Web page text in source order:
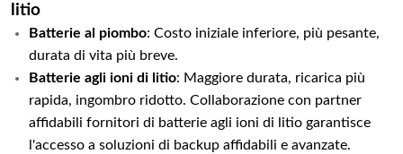
litio
Batterie al piombo: Costo iniziale inferiore, più pesante,
durata di vita più breve.
Batterie agli ioni di litio: Maggiore durata, ricarica più
rapida, ingombro ridotto. Collaborazione con partner
affidabili fornitori di batterie agli ioni di litio garantisce
l'accesso a soluzioni di backup affidabili e avanzate.